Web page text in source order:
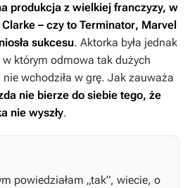
produkcja z wielkiej franczyzy, w
– czy to Terminator, Marvel
sukcesu. Aktorka była jednak
którym odmowa tak dużych
wchodziła w grę. Jak zauważa
nie bierze do siebie tego, że
nie wyszły.
powiedziałam „tak”, wiecie, o